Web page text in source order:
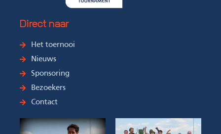
Direct naar
Het toernooi
Nieuws
Sponsoring
Bezoekers
Contact